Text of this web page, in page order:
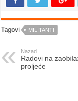
Tagovi MILITANTI
Nazad
Radovi na
proljeće